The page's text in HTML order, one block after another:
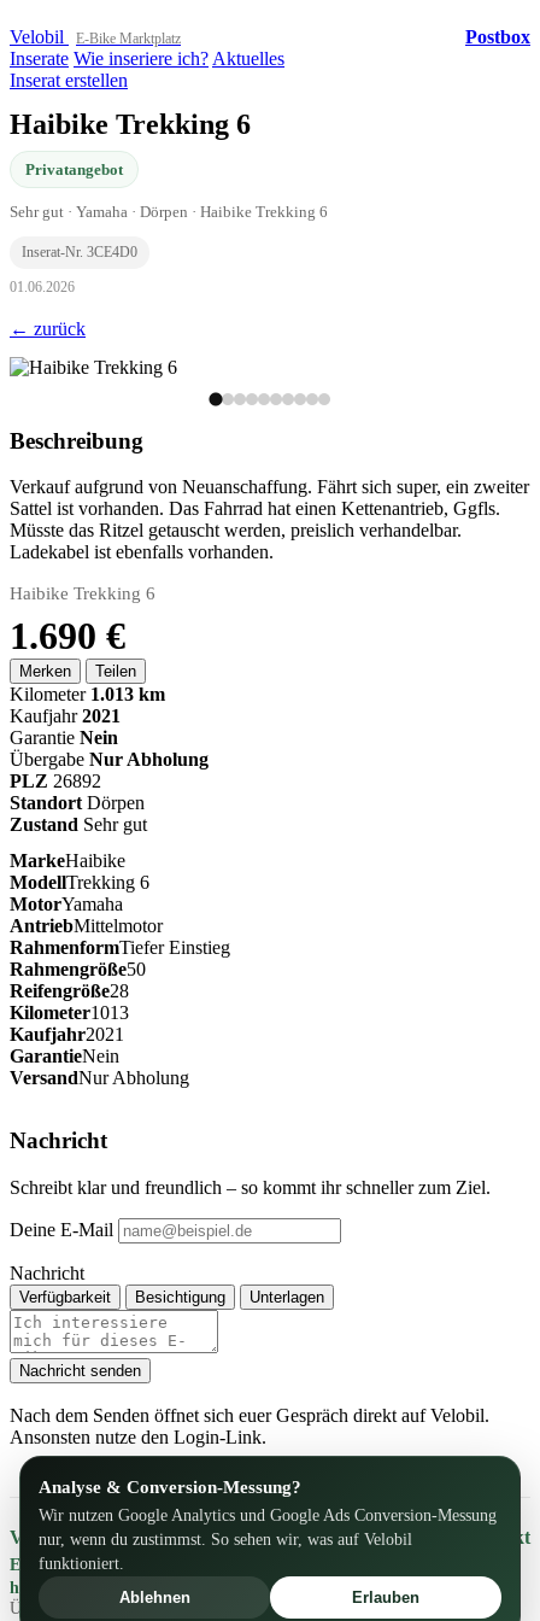
Analyse & Conversion-Messung?
Wir nutzen Google Analytics und Google Ads Conversion-Messung
nur, wenn du zustimmst. So sehen wir, was auf Velobil
funktioniert.
Ablehnen
Erlauben
Velobil E-Bike Marktplatz
Postbox
Inserate Wie inseriere ich? Aktuelles
Inserat erstellen
Haibike Trekking 6
Privatangebot
Sehr gut · Yamaha · Dörpen · Haibike Trekking 6
Inserat-Nr. 3CE4D0
01.06.2026
← zurück
Beschreibung
Verkauf aufgrund von Neuanschaffung. Fährt sich super, ein zweiter
Sattel ist vorhanden. Das Fahrrad hat einen Kettenantrieb, Ggfls.
Müsste das Ritzel getauscht werden, preislich verhandelbar.
Ladekabel ist ebenfalls vorhanden.
Haibike Trekking 6
1.690 €
Merken Teilen
Kilometer 1.013 km
Kaufjahr 2021
Garantie Nein
Übergabe Nur Abholung
PLZ 26892
Standort Dörpen
Zustand Sehr gut
MarkeHaibike
ModellTrekking 6
MotorYamaha
AntriebMittelmotor
RahmenformTiefer Einstieg
Rahmengröße50
Reifengröße28
Kilometer1013
Kaufjahr2021
GarantieNein
VersandNur Abholung
Nachricht
Schreibt klar und freundlich – so kommt ihr schneller zum Ziel.
Deine E-Mail
Nachricht
Verfügbarkeit Besichtigung Unterlagen
Nachricht senden
Nach dem Senden öffnet sich euer Gespräch direkt auf Velobil.
Ansonsten nutze den Login-Link.
Velobil
Einfach einstellen. Einfach finden.
heute meins – morgen deins!
Kontakt
Über uns Impressum & Datenschutz